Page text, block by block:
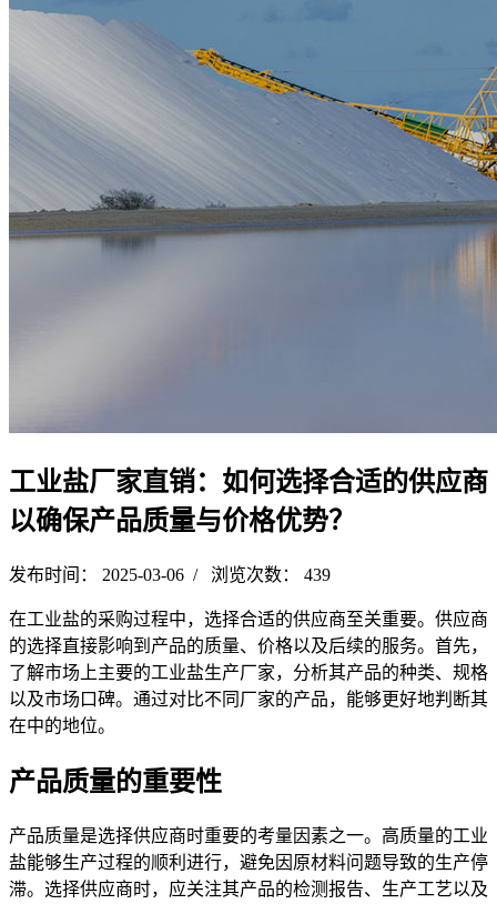
工业盐厂家直销：如何选择合适的供应商
以确保产品质量与价格优势？
发布时间： 2025-03-06 / 浏览次数： 439
在工业盐的采购过程中，选择合适的供应商至关重要。供应商
的选择直接影响到产品的质量、价格以及后续的服务。首先，
了解市场上主要的工业盐生产厂家，分析其产品的种类、规格
以及市场口碑。通过对比不同厂家的产品，能够更好地判断其
在中的地位。
产品质量的重要性
产品质量是选择供应商时重要的考量因素之一。高质量的工业
盐能够生产过程的顺利进行，避免因原材料问题导致的生产停
滞。选择供应商时，应关注其产品的检测报告、生产工艺以及